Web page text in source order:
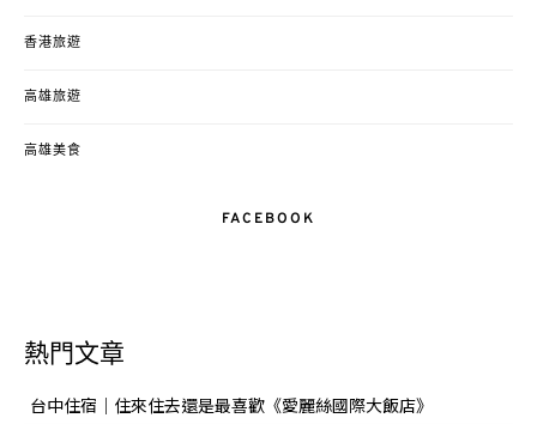
香港旅遊
高雄旅遊
高雄美食
FACEBOOK
熱門文章
台中住宿｜住來住去還是最喜歡《愛麗絲國際大飯店》